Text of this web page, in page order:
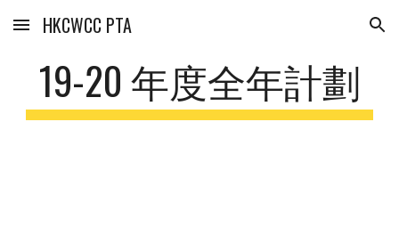
Skip to main content Skip to navigation
HKCWCC PTA
19-20 年度全年計劃